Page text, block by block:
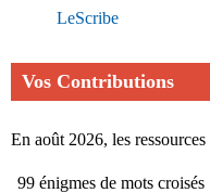
LeScribe
Vos Contributions
En août 2026, les
99 énigmes de mots croisés